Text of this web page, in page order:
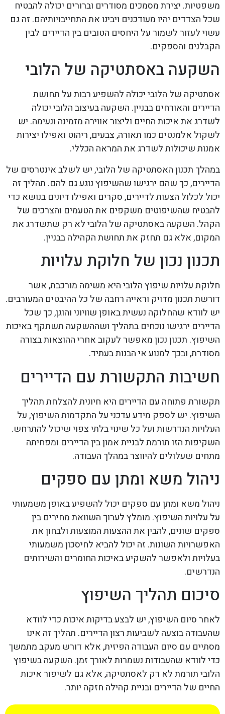
משפטיות. יצירת מסמכים מסודרים וברורים יכולה להבטיח
שכל הצדדים יהיו מעודכנים ויבינו את התחייבויותיהם. זה גם
עשוי לעזור לשמור על היחסים הטובים בין הדיירים לבין
הקבלנים והספקים.
השקעה באסתטיקה של הלובי
אסתטיקה של הלובי יכולה להשפיע רבות על תחושת
הדיירים והאורחים בבניין. השקעה בעיצוב הלובי יכולה
לשדרג את איכות החיים וליצור אווירה מזמינה ונעימה. יש
לשקול אלמנטים כמו תאורה, צבעים, ריהוט ואפילו יצירות
אמנות שיכולות לשדרג את המראה הכללי.
במהלך תכנון האסתטיקה של הלובי, יש לשלב אינטרסים של
הדיירים, כך שהם ירגישו שהשיפוץ נוגע גם להם. תהליך זה
יכול לכלול הצעות לדיירים, סקרים ואפילו דיונים בנושא כדי
להבטיח שהשיפוטים משקפים את הטעמים והצרכים של
הקהל. השקעה באסתטיקה של הלובי לא רק שתשדרג את
המקום, אלא גם תחזק את תחושת הקהילה בבניין.
תכנון נכון של חלוקת עלויות
חלוקת עלויות שיפוץ הלובי היא משימה מורכבת, אשר
דורשת תכנון מדויק וראייה רחבה של כל ההיבטים המעורבים.
יש לוודא שהחלוקה נעשית באופן שוויוני והוגן, כך שכל
הדיירים ירגישו נוכחים בתהליך ושההשקעה תשתקף באיכות
השיפוץ. תכנון נכון מאפשר לעקוב אחרי ההוצאות בצורה
מסודרת, ובכך למנוע אי הבנות בעתיד.
חשיבות התקשורת עם הדיירים
תקשורת פתוחה עם הדיירים היא חיונית להצלחת תהליך
השיפוץ. יש לספק מידע עדכני על התקדמות השיפוץ, על
העלויות הנדרשות ועל כל שינוי בלתי צפוי שיכול להתרחש.
השקיפות הזו תורמת לבניית אמון בין הדיירים ומפחיתה
מתחים שעלולים להיווצר במהלך העבודה.
ניהול משא ומתן עם ספקים
ניהול משא ומתן עם ספקים יכול להשפיע באופן משמעותי
על עלויות השיפוץ. מומלץ לערוך השוואת מחירים בין
ספקים שונים, להבין את ההצעות המוצעות ולבחון את
האפשרויות השונות. זה יכול להביא לחיסכון משמעותי
בעלויות ולאפשר להשקיע באיכות החומרים והשירותים
הנדרשים.
סיכום תהליך השיפוץ
לאחר סיום השיפוץ, יש לבצע בדיקות איכות כדי לוודא
שהעבודה בוצעה לשביעות רצון הדיירים. תהליך זה אינו
מסתיים עם סיום העבודה הפיזית, אלא דורש מעקב מתמשך
כדי לוודא שהעבודות נשמרות לאורך זמן. השקעה בשיפוץ
הלובי תורמת לא רק לאסתטיקה, אלא גם לשיפור איכות
החיים של הדיירים ובניית קהילה חזקה יותר.